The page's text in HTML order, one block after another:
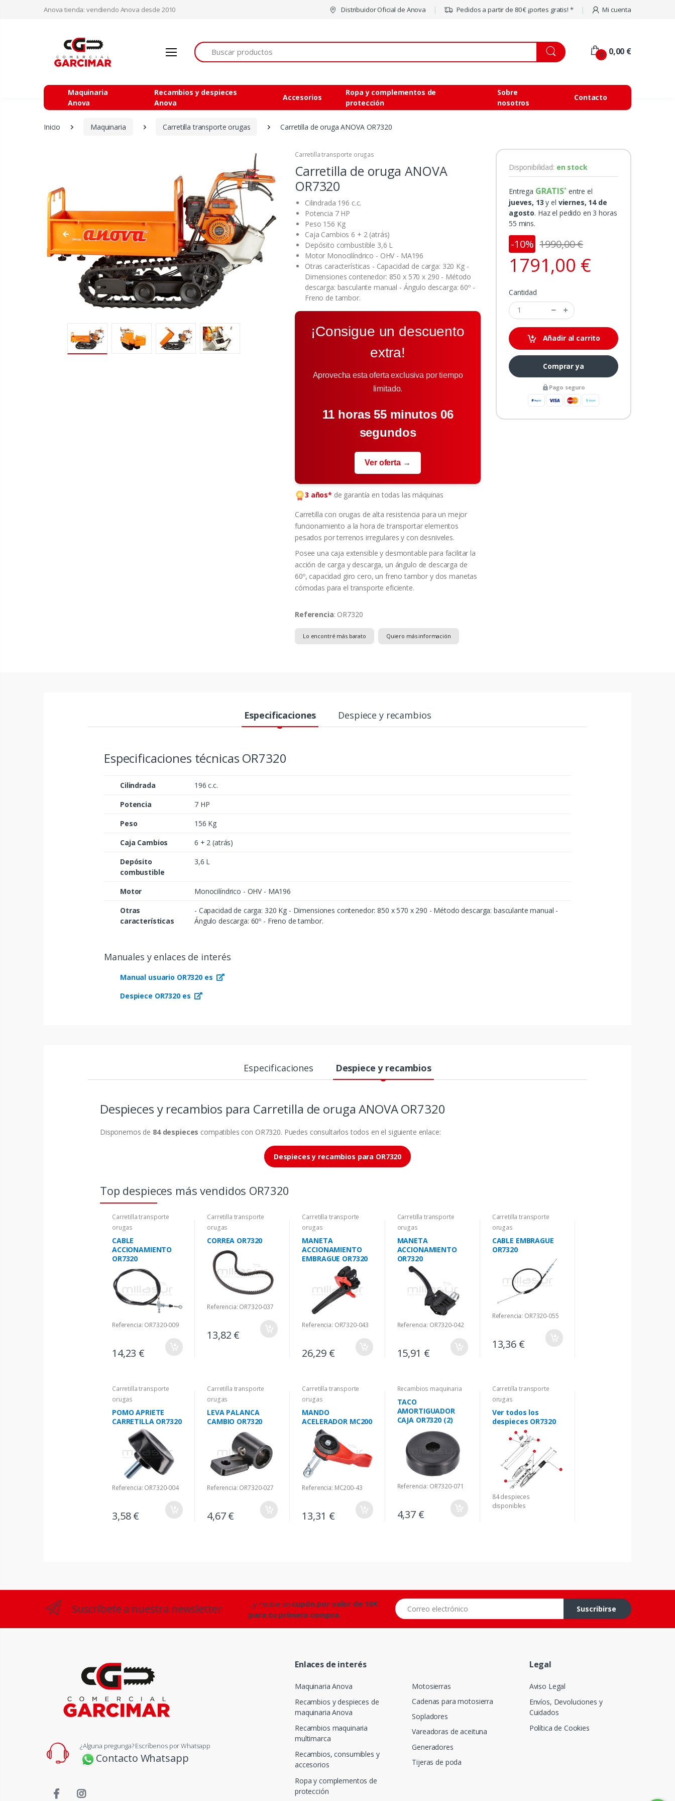
Anova tienda: vendiendo Anova desde 2010 Distribuidor Oficial de Anova Pedidos a partir de 80 € ¡portes gratis! * Mi cuenta
Buscar
0 0,00 €
Maquinaria
Anova
Recambios y despieces
Anova
Accesorios
Ropa y complementos de
protección
Sobre
nosotros
Contacto
Inicio Maquinaria Carretilla transporte orugas Carretilla de oruga ANOVA OR7320
Carretilla transporte orugas
Carretilla de oruga ANOVA
OR7320
Cilindrada 196 c.c.
Potencia 7 HP
Peso 156 Kg
Caja Cambios 6 + 2 (atrás)
Depósito combustible 3,6 L
Motor Monocilíndrico - OHV - MA196
Otras características - Capacidad de carga: 320 Kg -
Dimensiones contenedor: 850 x 570 x 290 - Método
descarga: basculante manual - Ángulo descarga: 60º -
Freno de tambor.
¡Consigue un descuento
extra!
Aprovecha esta oferta exclusiva por tiempo
limitado.
11 horas 55 minutos 05
segundos
Ver oferta →
3 años* de garantía en todas las máquinas
Carretilla con orugas de alta resistencia para un mejor
funcionamiento a la hora de transportar elementos
pesados por terrenos irregulares y con desniveles.
Posee una caja extensible y desmontable para facilitar la
acción de carga y descarga, un ángulo de descarga de
60º, capacidad giro cero, un freno tambor y dos manetas
cómodas para el transporte eficiente.
Referencia: OR7320
Lo encontré más barato Quiero más información
Disponibilidad: en stock
Entrega GRATIS entre el
jueves, 13 y el viernes, 14 de
agosto. Haz el pedido en 3 horas
55 mins.
-10% 1990,00 €
1791,00 €
Cantidad
Añadir al carrito
Comprar ya
Pago seguro
Especificaciones Despiece y recambios
Especificaciones técnicas OR7320
Cilindrada
196 c.c.
Potencia
7 HP
Peso
156 Kg
Caja Cambios
6 + 2 (atrás)
Depósito
combustible
3,6 L
Motor
Monocilíndrico - OHV - MA196
Otras
características
- Capacidad de carga: 320 Kg - Dimensiones contenedor: 850 x 570 x 290 - Método descarga: basculante manual -
Ángulo descarga: 60º - Freno de tambor.
Manuales y enlaces de interés
Manual usuario OR7320 es
Despiece OR7320 es
Especificaciones Despiece y recambios
Despieces y recambios para Carretilla de oruga ANOVA OR7320
Disponemos de 84 despieces compatibles con OR7320. Puedes consultarlos todos en el siguiente enlace:
Despieces y recambios para OR7320
Top despieces más vendidos OR7320
Carretilla transporte
orugas
CABLE
ACCIONAMIENTO
OR7320
Referencia: OR7320-009
14,23 €
Carretilla transporte
orugas
CORREA OR7320
Referencia: OR7320-037
13,82 €
Carretilla transporte
orugas
MANETA
ACCIONAMIENTO
EMBRAGUE OR7320
Referencia: OR7320-043
26,29 €
Carretilla transporte
orugas
MANETA
ACCIONAMIENTO
OR7320
Referencia: OR7320-042
15,91 €
Carretilla transporte
orugas
CABLE EMBRAGUE
OR7320
Referencia: OR7320-055
13,36 €
Carretilla transporte
orugas
POMO APRIETE
CARRETILLA OR7320
Referencia: OR7320-004
3,58 €
Carretilla transporte
orugas
LEVA PALANCA
CAMBIO OR7320
Referencia: OR7320-027
4,67 €
Carretilla transporte
orugas
MANDO
ACELERADOR MC200
Referencia: MC200-43
13,31 €
Recambios maquinaria
TACO
AMORTIGUADOR
CAJA OR7320 (2)
Referencia: OR7320-071
4,37 €
Carretilla transporte
orugas
Ver todos los
despieces OR7320
84 despieces
disponibles
Suscríbete a nuestra newsletter ...y recibe un cupón por valor de 10€
para tu primera compra.
Correo electrónico
Suscribirse
¿Alguna pregunga? Escríbenos por Whatsapp
Contacto Whatsapp
Enlaces de interés
Maquinaria Anova
Recambios y despieces de
maquinaria Anova
Recambios maquinaria
multimarca
Recambios, consumibles y
accesorios
Ropa y complementos de
protección
Motosierras
Cadenas para motosierra
Sopladores
Vareadoras de aceituna
Generadores
Tijeras de poda
Legal
Aviso Legal
Envíos, Devoluciones y
Cuidados
Política de Cookies